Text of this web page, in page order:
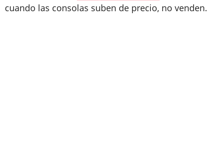
cuando las consolas suben de precio, no venden.